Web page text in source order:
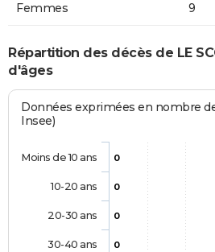
Femmes 9
Répartition des décès de LE
d'âges
Données exprimées en nombre
Insee)
0
0
0
0
Moins de 10 ans
10-20 ans
20-30 ans
30-40 ans